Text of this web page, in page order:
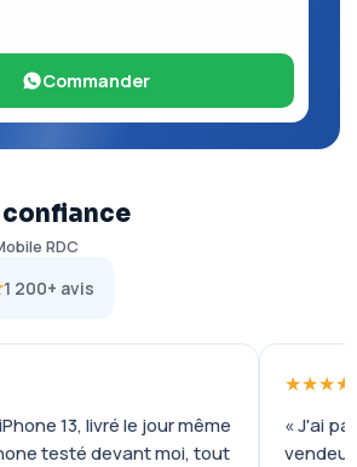
Commander
RDC
1 200+ avis
13, livré le jour même
testé devant moi, tout
« J'ai